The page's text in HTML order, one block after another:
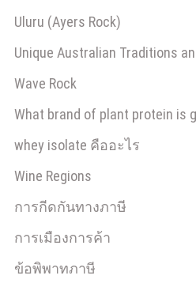
Uluru (Ayers Rock)
Unique Australian Traditions
Wave Rock
What brand of plant protein is
whey isolate คืออะไร
Wine Regions
การกีดกันทางภาษี
การเมืองการค้า
ข้อพิพาทภาษี